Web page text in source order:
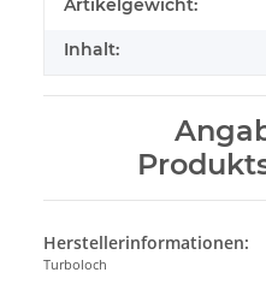
Inhalt:
Herstellerinformationen:
Turboloch